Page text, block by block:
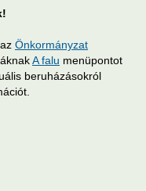
Önkormányzat
A falu menüpontot
beruházásokról